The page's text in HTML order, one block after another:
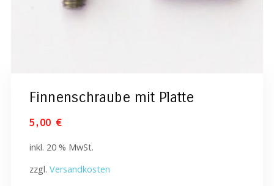
Finnenschraube mit Platte
5,00 €
inkl. 20 % MwSt.
zzgl. Versandkosten